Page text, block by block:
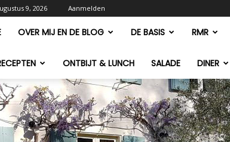
9, 2026 Aanmelden
OVER MIJ EN DE BLOG DE BASIS RMR
ONTBIJT & LUNCH SALADE DINER